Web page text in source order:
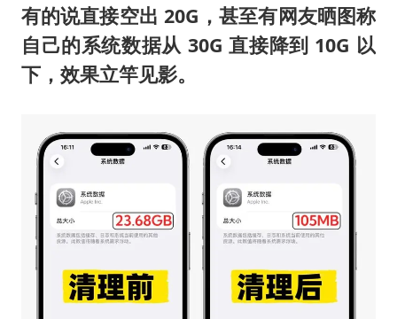
有的说直接空出 20G，甚至有网友晒图称
自己的系统数据从 30G 直接降到 10G 以
下，效果立竿见影。